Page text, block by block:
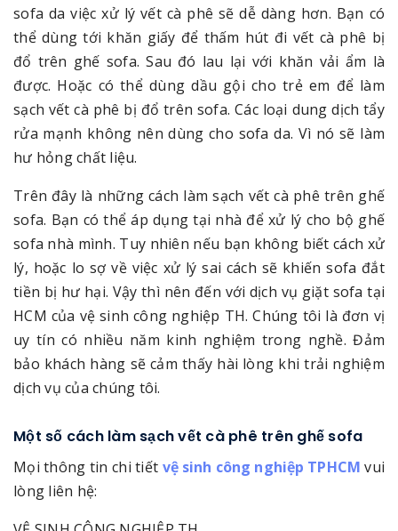
sofa da việc xử lý vết cà phê sẽ dễ dàng hơn. Bạn có
thể dùng tới khăn giấy để thấm hút đi vết cà phê bị
đổ trên ghế sofa. Sau đó lau lại với khăn vải ẩm là
được. Hoặc có thể dùng dầu gội cho trẻ em để làm
sạch vết cà phê bị đổ trên sofa. Các loại dung dịch tẩy
rửa mạnh không nên dùng cho sofa da. Vì nó sẽ làm
hư hỏng chất liệu.
Trên đây là những cách làm sạch vết cà phê trên ghế
sofa. Bạn có thể áp dụng tại nhà để xử lý cho bộ ghế
sofa nhà mình. Tuy nhiên nếu bạn không biết cách xử
lý, hoặc lo sợ về việc xử lý sai cách sẽ khiến sofa đắt
tiền bị hư hại. Vậy thì nên đến với dịch vụ giặt sofa tại
HCM của vệ sinh công nghiệp TH. Chúng tôi là đơn vị
uy tín có nhiều năm kinh nghiệm trong nghề. Đảm
bảo khách hàng sẽ cảm thấy hài lòng khi trải nghiệm
dịch vụ của chúng tôi.
Một số cách làm sạch vết cà phê trên ghế sofa
Mọi thông tin chi tiết vệ sinh công nghiệp TPHCM vui
lòng liên hệ: